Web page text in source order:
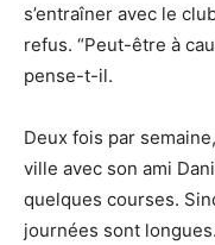
s’entraîner avec le
refus. “Peut-être à
pense-t-il.
Deux fois par
ville avec son ami
quelques courses.
journées sont